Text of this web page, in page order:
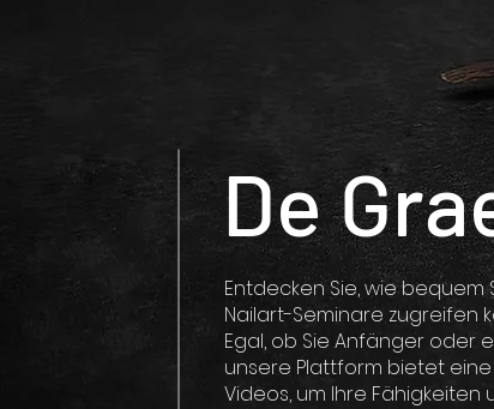
De
Entdecken Sie, wie
Nailart-Seminare zugreifen
Egal, ob Sie Anfänger oder
unsere Plattform bietet
Videos, um Ihre Fähigkeiten